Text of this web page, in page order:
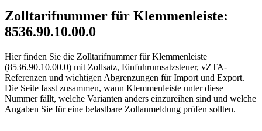
Zolltarifnummer für Klemmenleiste:
8536.90.10.00.0
Hier finden Sie die Zolltarifnummer für Klemmenleiste
(8536.90.10.00.0) mit Zollsatz, Einfuhrumsatzsteuer, vZTA-
Referenzen und wichtigen Abgrenzungen für Import und Export.
Die Seite fasst zusammen, wann Klemmenleiste unter diese
Nummer fällt, welche Varianten anders einzureihen sind und welche
Angaben Sie für eine belastbare Zollanmeldung prüfen sollten.